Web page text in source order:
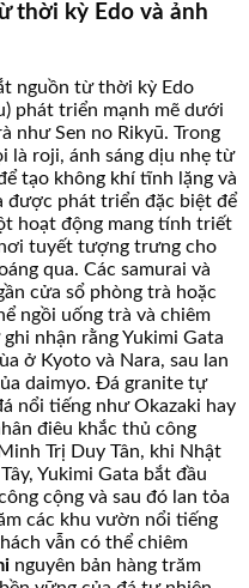
thời kỳ Edo và ảnh
nguồn từ thời kỳ Edo
phát triển mạnh mẽ dưới
như Sen no Rikyū. Trong
là roji, ánh sáng dịu nhẹ từ
tạo không khí tĩnh lặng và
được phát triển đặc biệt để
hoạt động mang tính triết
tuyết tượng trưng cho
qua. Các samurai và
cửa sổ phòng trà hoặc
ngồi uống trà và chiêm
nhận rằng Yukimi Gata
ở Kyoto và Nara, sau lan
daimyo. Đá granite tự
nổi tiếng như Okazaki hay
điêu khắc thủ công
Trị Duy Tân, khi Nhật
Yukimi Gata bắt đầu
cộng và sau đó lan tỏa
các khu vườn nổi tiếng
vẫn có thể chiêm
nguyên bản hàng trăm